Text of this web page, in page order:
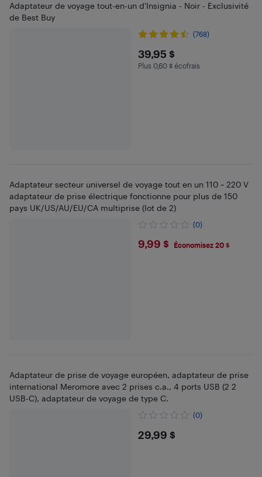
Adaptateur de voyage tout-en-un d'Insignia - Noir - Exclusivité
de Best Buy
(768)
$39.95
39,95 $
Plus 0.6 $ en écofrais
Plus 0,60 $ écofrais
Adaptateur secteur universel de voyage tout en un 110 ~ 220 V
adaptateur de prise électrique fonctionne pour plus de 150
pays UK/US/AU/EU/CA multiprise (lot de 2)
(0)
$9.99
9,99 $ Économisez 20 $
Adaptateur de prise de voyage européen, adaptateur de prise
international Meromore avec 2 prises c.a., 4 ports USB (2 2
USB-C), adaptateur de voyage de type C.
(0)
$29.99
29,99 $